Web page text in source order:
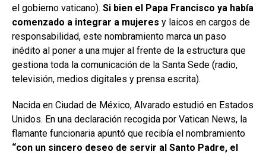
el gobierno vaticano). Si bien el Papa Francisco ya había
comenzado a integrar a mujeres y laicos en cargos de
responsabilidad, este nombramiento marca un paso
inédito al poner a una mujer al frente de la estructura que
gestiona toda la comunicación de la Santa Sede (radio,
televisión, medios digitales y prensa escrita).
Nacida en Ciudad de México, Alvarado estudió en Estados
Unidos. En una declaración recogida por Vatican News, la
flamante funcionaria apuntó que recibía el nombramiento
“con un sincero deseo de servir al Santo Padre, el